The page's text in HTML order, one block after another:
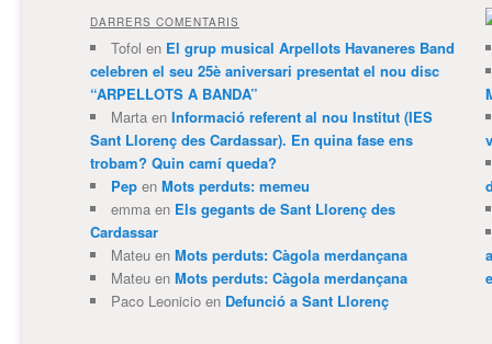
DARRERS COMENTARIS
Tofol en El grup musical Arpellots Havaneres Band
celebren el seu 25è aniversari presentat el nou disc
“ARPELLOTS A BANDA”
Martaen Informació referent al nou Institut (IES
Sant Llorenç des Cardassar). En quina fase ens
trobam? Quin camí queda?
Pepen Mots perduts: memeu
emmaen Els gegants de Sant Llorenç des
Cardassar
Mateuen Mots perduts: Càgola merdançana
Mateuen Mots perduts: Càgola merdançana
Paco Leonicioen Defunció a Sant Llorenç